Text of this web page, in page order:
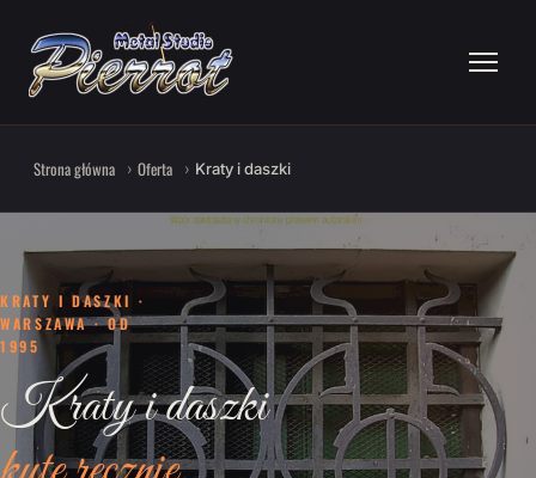
Strona główna Oferta Kraty i daszki
KRATY I DASZKI ·
WARSZAWA · OD
1995
Kraty i daszki